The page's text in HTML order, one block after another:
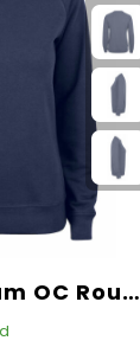
Clique Premium OC Roundneck Women